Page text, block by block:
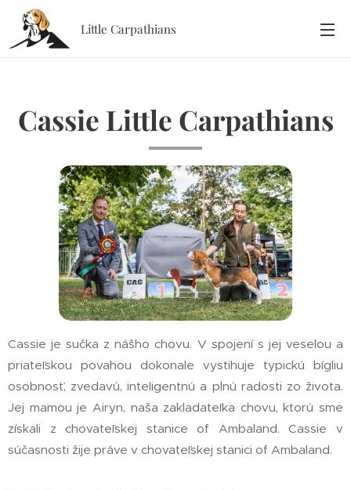
Little Carpathians
Cassie Little Carpathians
Cassie je sučka z nášho chovu. V spojení s jej veselou a
priateľskou povahou dokonale vystihuje typickú bígliu
osobnosť, zvedavú, inteligentnú a plnú radosti zo života.
Jej mamou je Airyn, naša zakladateľka chovu, ktorú sme
získali z chovateľskej stanice of Ambaland. Cassie v
súčasnosti žije práve v chovateľskej stanici of Ambaland.